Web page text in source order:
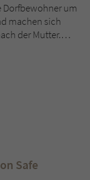
um
machen sich
der Mutter.…
Safe